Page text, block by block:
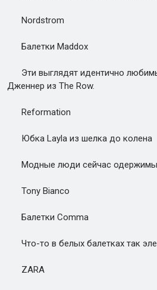
Nordstrom
Балетки Maddox
Эти выглядят идентично
Дженнер из The Row.
Reformation
Юбка Layla из шелка до колена
Модные люди сейчас одержимы
Tony Bianco
Балетки Comma
Что-то в белых балетках так
ZARA